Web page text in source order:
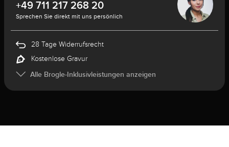
+49 711 217 268 20
Sprechen Sie direkt mit uns persönlich
28 Tage Widerrufsrecht
Kostenlose Gravur
Alle Brogle-Inklusivleistungen anzeigen